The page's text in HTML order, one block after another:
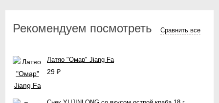
Рекомендуем посмотреть Сравнить все
Латяо "Омар" Jiang Fa
29 ₽